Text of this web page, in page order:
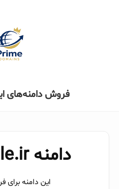
فروش دامنه‌های
دامنه spaziale.ir
این دامنه